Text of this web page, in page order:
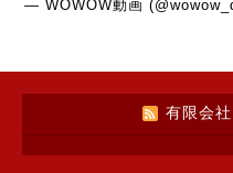
— WOWOW動画
有限会